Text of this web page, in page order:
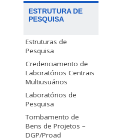
ESTRUTURA DE
PESQUISA
Estruturas de
Pesquisa
Credenciamento de
Laboratórios Centrais
Multiusuários
Laboratórios de
Pesquisa
Tombamento de
Bens de Projetos –
DGP/Proad